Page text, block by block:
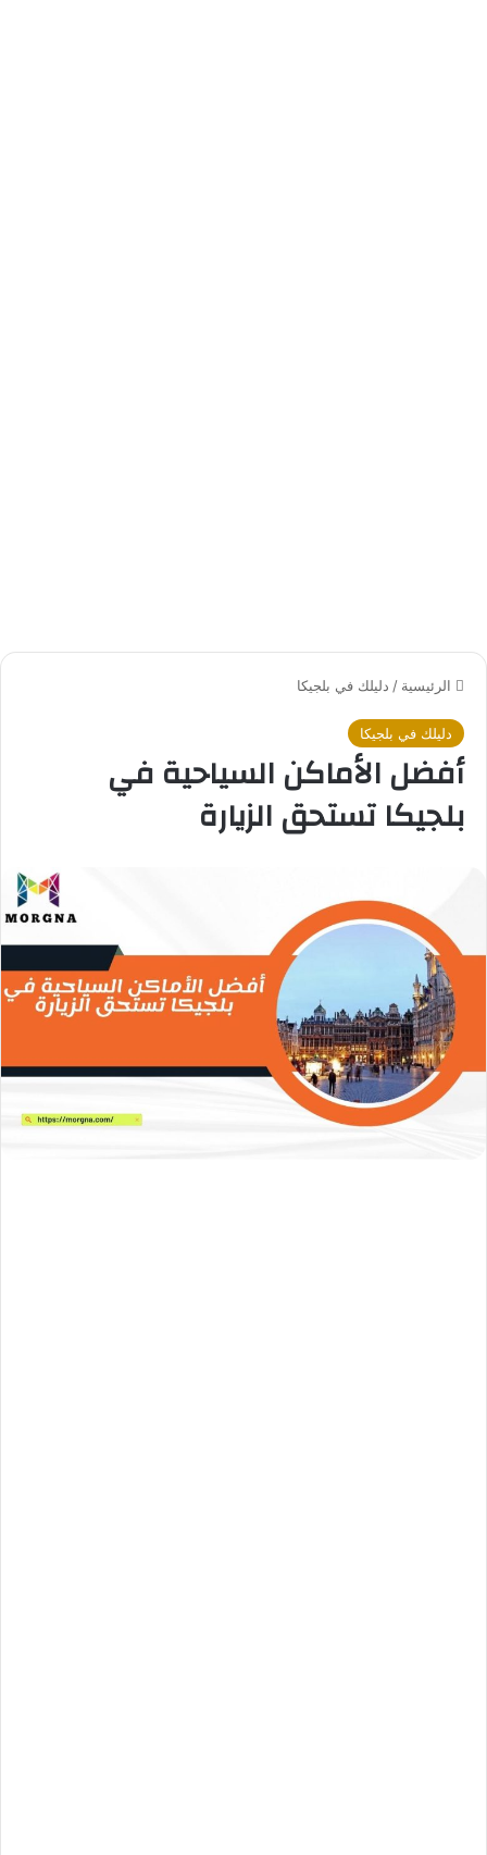
الرئيسية / دليلك في بلجيكا
دليلك في بلجيكا
أفضل الأماكن السياحية في
بلجيكا تستحق الزيارة